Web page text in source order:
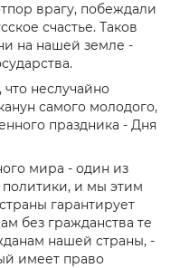
врагу, побеждали
счастье. Таков
на нашей земле -
неслучайно
самого молодого,
праздника - Дня
мира - один из
политики, и мы этим
гарантирует
без гражданства те
нашей страны, -
имеет право